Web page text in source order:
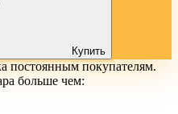
Купить
постоянным покупателям.
больше чем: